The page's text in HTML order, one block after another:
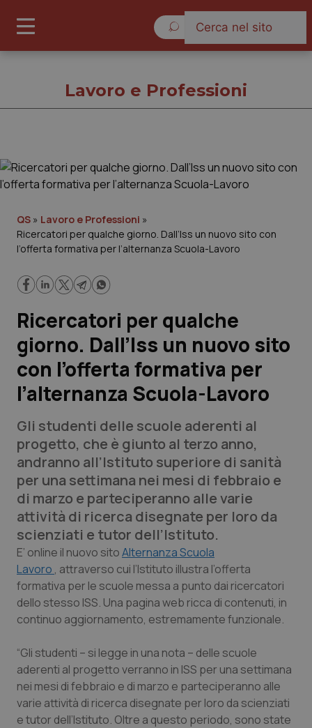
Governo e Parlamento
Regioni e Asl
Lavoro e Professioni
Scienza e Farmaci
Studi e Analisi
Lettere al direttore
Edizioni Regionali
QS Pro
Professionisti Sanitari.AI
Abruzzo
Basilicata
Campania
Emilia-Romagna
QS Pro Gold
Artrite & artrosi
Car-T
Colesterolo & coronaropatie
QS Club Newsletter
Lavoro e Professioni
QS » Lavoro e Professioni »
Ricercatori per qualche giorno. Dall’Iss un nuovo sito con
l’offerta formativa per l’alternanza Scuola-Lavoro
Ricercatori per qualche
giorno. Dall’Iss un nuovo sito
con l’offerta formativa per
l’alternanza Scuola-Lavoro
Gli studenti delle scuole aderenti al
progetto, che è giunto al terzo anno,
andranno all’Istituto superiore di sanità
per una settimana nei mesi di febbraio e
di marzo e parteciperanno alle varie
attività di ricerca disegnate per loro da
scienziati e tutor dell’Istituto.
E’ online il nuovo sitoAlternanza Scuola
Lavoro , attraverso cui l’Istituto illustra l’offerta
formativa per le scuole messa a punto dai ricercatori
dello stesso ISS. Una pagina web ricca di contenuti, in
continuo aggiornamento, estremamente funzionale.
“Gli studenti – si legge in una nota – delle scuole
aderenti al progetto verranno in ISS per una settimana
nei mesi di febbraio e di marzo e parteciperanno alle
varie attività di ricerca disegnate per loro da scienziati
e tutor dell’Istituto. Oltre a questo periodo, sono state